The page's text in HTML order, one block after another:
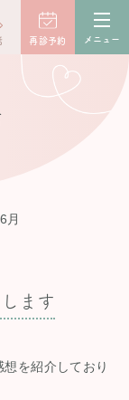
再診予約 メニュー
6月
ます
を紹介しており